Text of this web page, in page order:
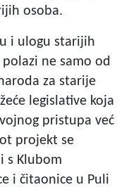
osoba.
i ulogu starijih
ne samo od
za starije
legislative koja
pristupa već
projekt se
s Klubom
i čitaonice u Puli